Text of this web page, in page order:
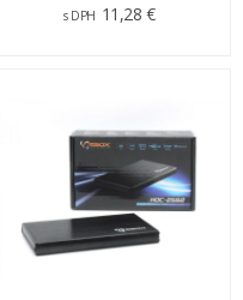
s DPH 11,28 €